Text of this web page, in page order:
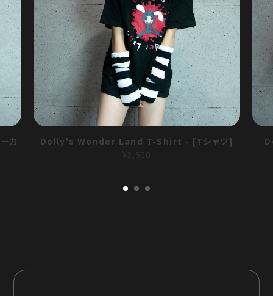
カ
Dolly's Wonder Land T-Shirt - [Tシャツ]